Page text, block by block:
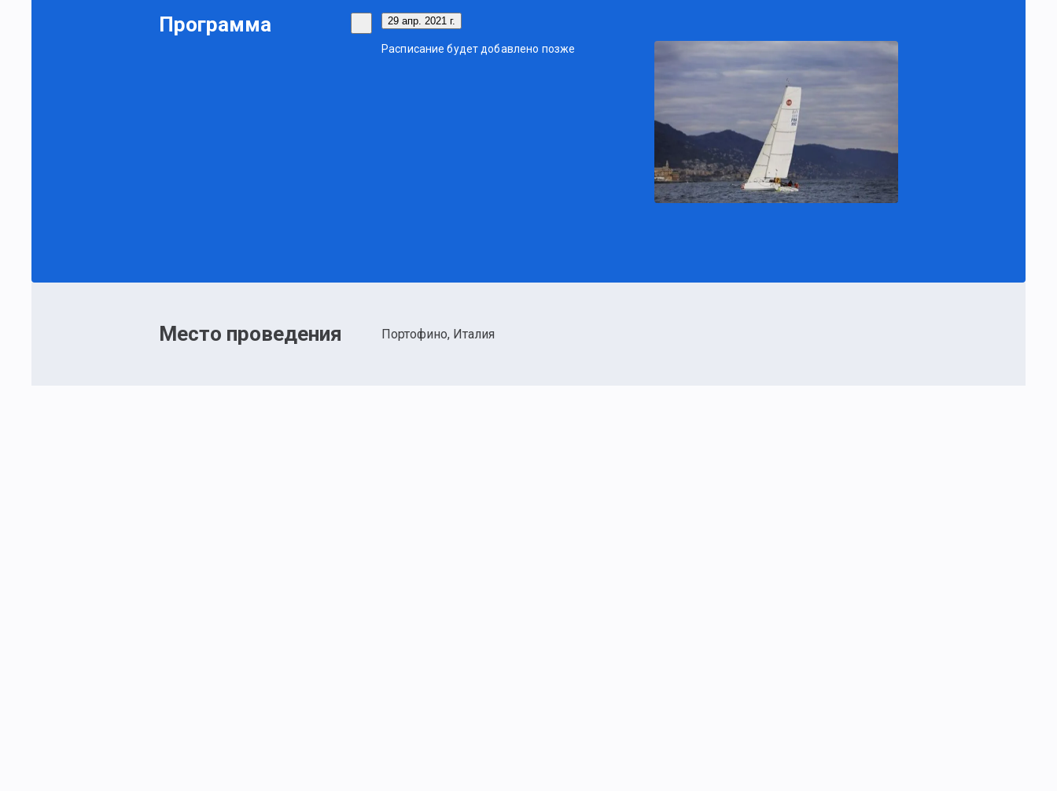
Программа 29 апр. 2021 г.
Расписание будет добавлено позже
Место проведения Портофино, Италия